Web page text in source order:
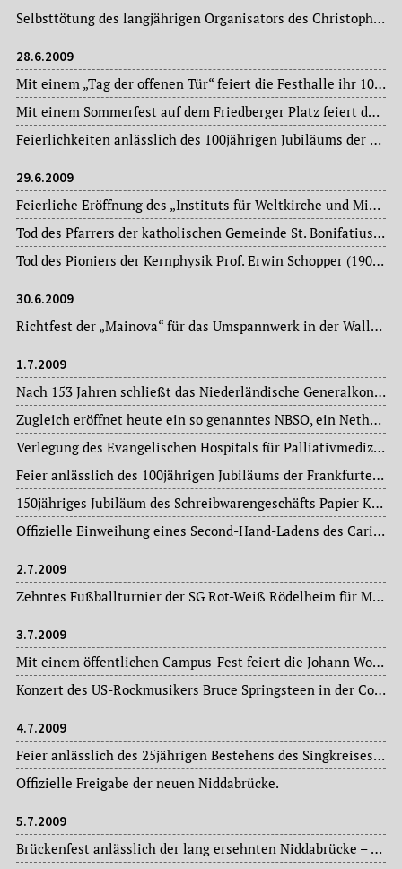
Selbsttötung des langjährigen Organisators des Christopher Street Day (CDS) in der Mainstadt, Rainer Gütlich, im Alter von 49 Jahren.
28.6.2009
Mit einem „Tag der offenen Tür“ feiert die Festhalle ihr 100jähriges Bestehen (Eröffnung am 19. Mai 1909).
Mit einem Sommerfest auf dem Friedberger Platz feiert das Frauengesundheitszentrum für Frauen und Familien sein 30jähriges Bestehen.
Feierlichkeiten anlässlich des 100jährigen Jubiläums der Friedensgemeinde im Gallusviertel.
29.6.2009
Feierliche Eröffnung des „Instituts für Weltkirche und Mission“ an der Philosophisch-Theologischen Hochschule St. Georgen.
Tod des Pfarrers der katholischen Gemeinde St. Bonifatius im Stadtteil Sachsenhausen Norbert Leber (1947-2009) im Alter von 62 Jahren.
Tod des Pioniers der Kernphysik Prof. Erwin Schopper (1909-2009), 1956 Gründer des Instituts für Kernphysik an der Johann Wolfgang Goethe-Universität, das er bis 1979 leitete.
30.6.2009
Richtfest der „Mainova“ für das Umspannwerk in der Wallanlage.
1.7.2009
Nach 153 Jahren schließt das Niederländische Generalkonsulat seine Pforten.
Zugleich eröffnet heute ein so genanntes NBSO, ein Netherlands Business Support Office, in der Friedrich-Ebert-Anlage.
Verlegung des Evangelischen Hospitals für Palliativmedizin von der Innenstadt (Rechneigraben) in das Ginnheimer Markus-Krankenhaus.
Feier anlässlich des 100jährigen Jubiläums der Frankfurter Ortsgruppe „Die Familie“ des Pfälzerwald-Vereins in den Weinstuben des Römers.
150jähriges Jubiläum des Schreibwarengeschäfts Papier Kraemer.
Offizielle Einweihung eines Second-Hand-Ladens des Caritasverbandes Frankfurt in Unterliederbach.
2.7.2009
Zehntes Fußballturnier der SG Rot-Weiß Rödelheim für Menschen mit Behinderungen in ihrem Stadion am Brentanobad.
3.7.2009
Mit einem öffentlichen Campus-Fest feiert die Johann Wolfgang Goethe-Universität nochmals die Eröffnung der neuen Gebäude – das „House of Finance“, das Hörsaalzentrum, das Fachbereichsgebäude der Rechts- und Wirtschaftswissenschaften, einen Anbau an das Casino und ein Wohnheim – auf dem Campus Westend.
Konzert des US-Rockmusikers Bruce Springsteen in der Commerzbank-Arena [früher: Waldstadion].
4.7.2009
Feier anlässlich des 25jährigen Bestehens des Singkreises Frohsinn im Saal der Erlösergemeinde im Stadtteil Oberrad.
Offizielle Freigabe der neuen Niddabrücke.
5.7.2009
Brückenfest anlässlich der lang ersehnten Niddabrücke – die alte Holzbrücke musste abgebaut werden.